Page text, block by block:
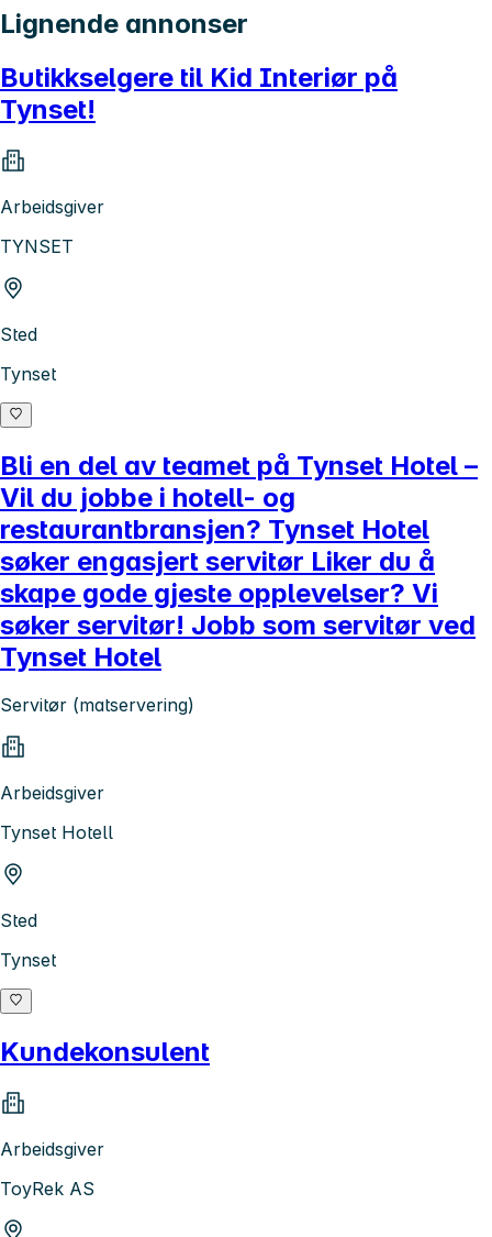
Lignende annonser
Butikkselgere til Kid Interiør på
Tynset!
Arbeidsgiver
TYNSET
Sted
Tynset
Bli en del av teamet på Tynset Hotel –
Vil du jobbe i hotell- og
restaurantbransjen? Tynset Hotel
søker engasjert servitør Liker du å
skape gode gjeste opplevelser? Vi
søker servitør! Jobb som servitør ved
Tynset Hotel
Servitør (matservering)
Arbeidsgiver
Tynset Hotell
Sted
Tynset
Kundekonsulent
Arbeidsgiver
ToyRek AS